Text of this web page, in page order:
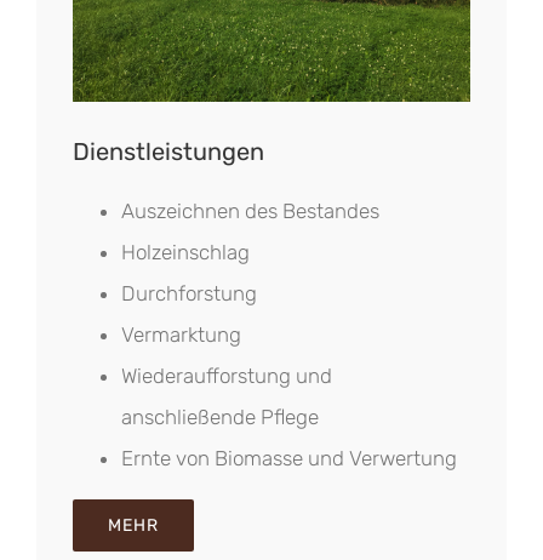
Dienstleistungen
Auszeichnen des Bestandes
Holzeinschlag
Durchforstung
Vermarktung
Wiederaufforstung und
anschließende Pflege
Ernte von Biomasse und Verwertung
MEHR